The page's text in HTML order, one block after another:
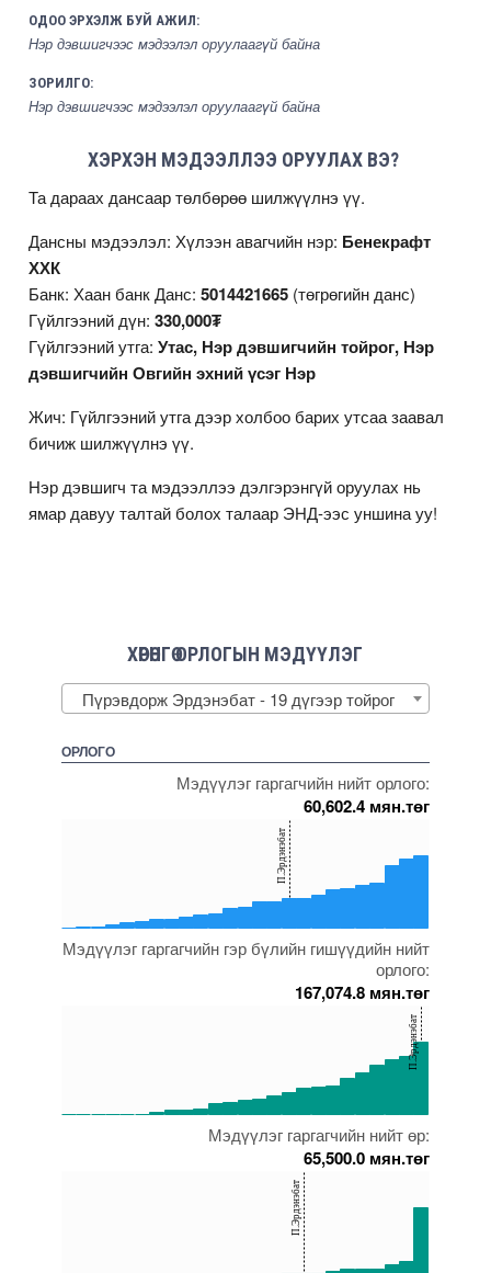
ОДОО ЭРХЭЛЖ БУЙ АЖИЛ:
Нэр дэвшигчээс мэдээлэл оруулаагүй байна
ЗОРИЛГО:
Нэр дэвшигчээс мэдээлэл оруулаагүй байна
ХЭРХЭН МЭДЭЭЛЛЭЭ ОРУУЛАХ ВЭ?
Та дараах дансаар төлбөрөө шилжүүлнэ үү.
Дансны мэдээлэл: Хүлээн авагчийн нэр: Бенекрафт
ХХК
Банк: Хаан банк Данс:5014421665 (төгрөгийн данс)
Гүйлгээний дүн:330,000₮
Гүйлгээний утга:Утас, Нэр дэвшигчийн тойрог, Нэр
дэвшигчийн Овгийн эхний үсэг Нэр
Жич: Гүйлгээний утга дээр холбоо барих утсаа заавал
бичиж шилжүүлнэ үү.
Нэр дэвшигч та мэдээллээ дэлгэрэнгүй оруулах нь
ямар давуу талтай болох талаар ЭНД-ээс уншина уу!
ХӨРӨНГӨ ОРЛОГЫН МЭДҮҮЛЭГ
Пүрэвдорж Эрдэнэбат - 19 дүгээр тойрог
ОРЛОГО
Мэдүүлэг гаргагчийн нийт орлого:
60,602.4 мян.төг
5000000000000005271653500000000000000527164850000000000000052716575000000000000005271925
П.Эрдэнэбат
Мэдүүлэг гаргагчийн гэр бүлийн гишүүдийн нийт
орлого:
167,074.8 мян.төг
5000000000000005272017500000000000000527165350000000000000052718175000000000000005271918
П.Эрдэнэбат
Мэдүүлэг гаргагчийн нийт өр:
65,500.0 мян.төг
П.Эрдэнэбат